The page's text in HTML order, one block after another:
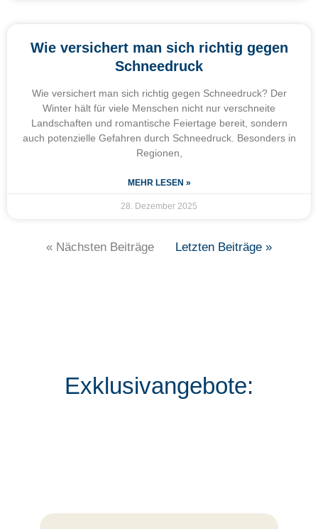
Wie versichert man sich richtig gegen
Schneedruck
Wie versichert man sich richtig gegen Schneedruck? Der
Winter hält für viele Menschen nicht nur verschneite
Landschaften und romantische Feiertage bereit, sondern
auch potenzielle Gefahren durch Schneedruck. Besonders in
Regionen,
MEHR LESEN »
28. Dezember 2025
« Nächsten Beiträge Letzten Beiträge »
Exklusivangebote: